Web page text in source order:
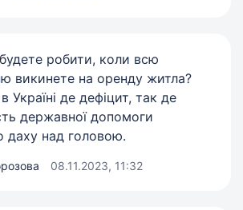
робити, коли всю
викинете на оренду житла?
Україні де дефіцит, так де
державної допомоги
даху над головою.
08.11.2023, 11:32